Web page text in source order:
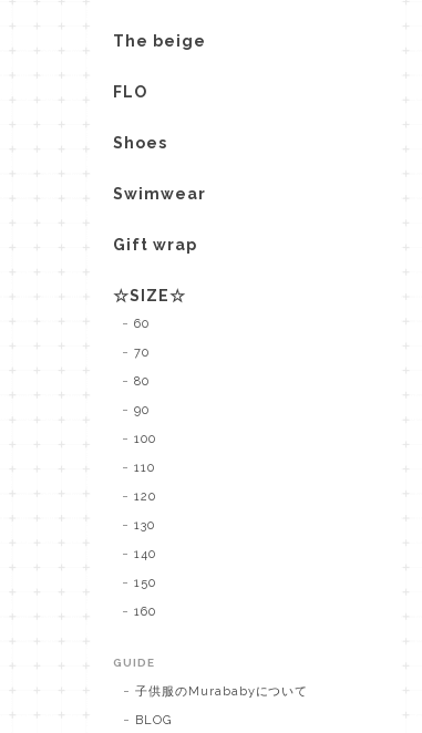
The beige
FLO
Shoes
Swimwear
Gift wrap
☆SIZE☆
60
70
80
90
100
110
120
130
140
150
160
GUIDE
子供服のMurababyについて
BLOG